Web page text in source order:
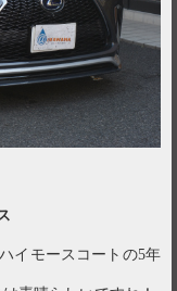
イモースコートの5年